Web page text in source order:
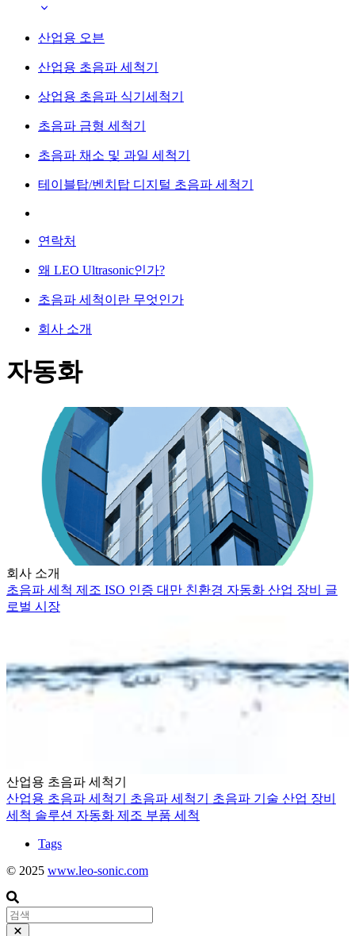
산업용 오븐
산업용 초음파 세척기
상업용 초음파 식기세척기
초음파 금형 세척기
초음파 채소 및 과일 세척기
테이블탑/벤치탑 디지털 초음파 세척기
연락처
왜 LEO Ultrasonic인가?
초음파 세척이란 무엇인가
회사 소개
자동화
회사 소개
초음파 세척 제조 ISO 인증 대만 친환경 자동화 산업 장비 글
로벌 시장
산업용 초음파 세척기
산업용 초음파 세척기 초음파 세척기 초음파 기술 산업 장비
세척 솔루션 자동화 제조 부품 세척
Tags
© 2025 www.leo-sonic.com